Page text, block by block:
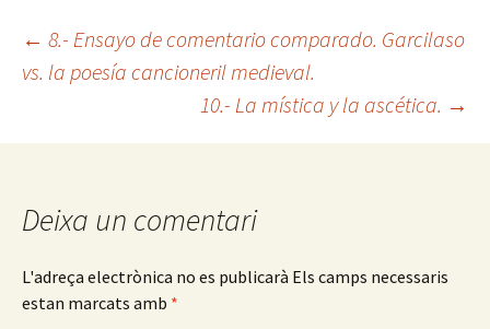
Navegació
pels
articles
← 8.- Ensayo de comentario comparado. Garcilaso
vs. la poesía cancioneril medieval.
10.- La mística y la ascética. →
Deixa un comentari
L'adreça electrònica no es publicarà Els camps necessaris
estan marcats amb *